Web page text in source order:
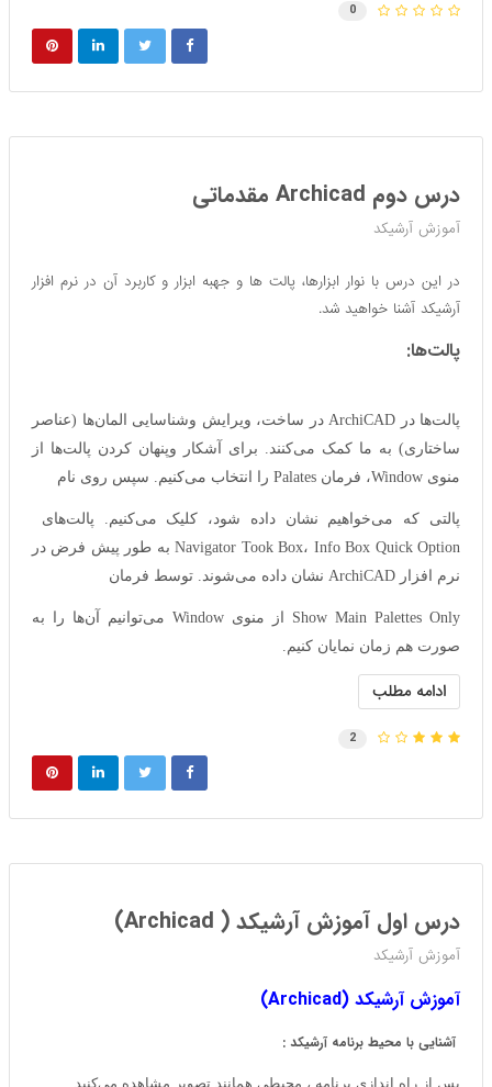
0
درس دوم Archicad مقدماتی
آموزش آرشیکد
در این درس با نوار ابزارها، پالت ها و جهبه ابزار و کاربرد آن در نرم افزار
آرشیکد آشنا خواهید شد.
پالت‌ها:
پالت‌ها در ArchiCAD در ساخت، ویرایش وشناسایی المان‌ها (عناصر
ساختاری) به ما کمک می‌کنند. برای آشکار وپنهان کردن پالت‌ها از
منوی Window، فرمان Palates را انتخاب می‌کنیم. سپس روی نام
پالتی که می‌خواهیم نشان داده شود، کلیک می‌کنیم. پالت‌های
Navigator Took Box، Info Box Quick Option به طور پیش فرض در
نرم افزار ArchiCAD نشان داده می‌شوند. توسط فرمان
Show Main Palettes Only از منوی Window می‌توانیم آن‌ها را به
صورت هم زمان نمایان کنیم.
ادامه مطلب
2
درس اول آموزش آرشیکد ( Archicad)
آموزش آرشیکد
آموزش آرشیکد (Archicad)
آشنایی با محیط برنامه آرشیکد :
پس از راه اندازی برنامه ، محیطی همانند تصویر مشاهده می‌کنید.